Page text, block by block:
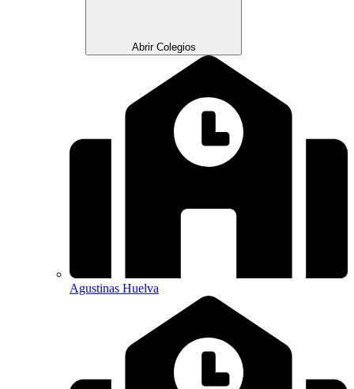
Abrir Colegios
Agustinas Huelva